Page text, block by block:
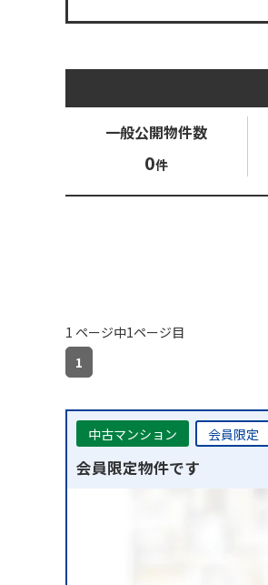
一般公開物件数
0件
1 ページ中1ページ目
1
中古マンション 会員限定
会員限定物件です